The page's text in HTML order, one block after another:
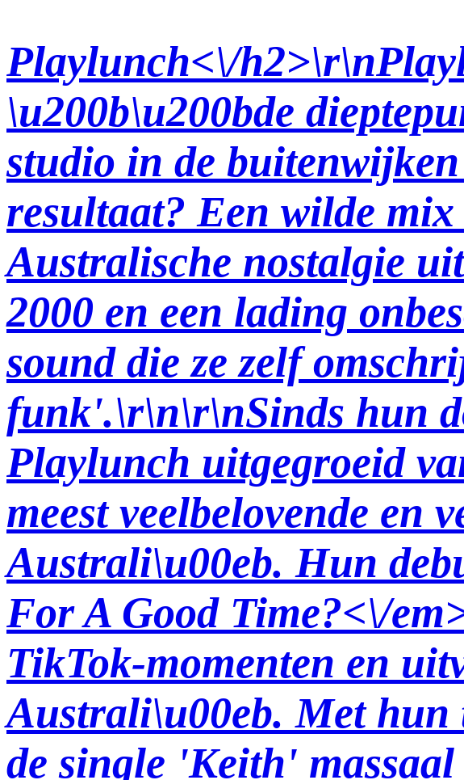
Playlunch<\/
\u200b\u200bde
studio in de
resultaat? Een wilde
Australische nostalgie
2000 en een lading
sound die ze zelf
funk'.\r\n\r\nSinds hun
Playlunch uitgegroeid
meest veelbelovende en
Australi\u00eb. Hun
For A Good Time?<\/
TikTok-momenten en
Australi\u00eb. Met hun
de single 'Keith'